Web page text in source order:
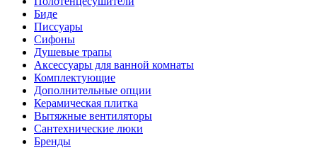
Биде
Писсуары
Сифоны
Душевые трапы
Аксессуары для ванной комнаты
Комплектующие
Дополнительные опции
Керамическая плитка
Вытяжные вентиляторы
Сантехнические люки
Бренды